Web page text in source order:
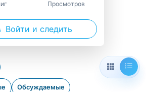
Просмотров
Войти и следить
Обсуждаемые